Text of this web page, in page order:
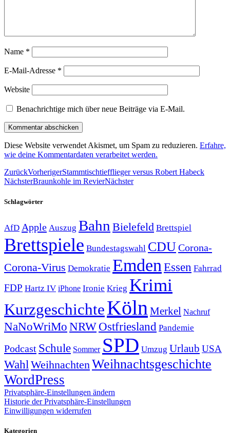
Name *
E-Mail-Adresse *
Website
Benachrichtige mich über neue Beiträge via E-Mail.
Diese Website verwendet Akismet, um Spam zu reduzieren. Erfahre,
wie deine Kommentardaten verarbeitet werden.
ZurückVorherigerStammtischtiefflieger versus Robert Habeck
NächsterBraunkohle im RevierNächster
Schlagwörter
AfD Apple Auszug Bahn Bielefeld Brettspiel
Brettspiele Bundestagswahl CDUCorona-
Corona-Virus Demokratie Emden Essen Fahrrad
FDP Hartz IV iPhone Ironie Krieg Krimi
KurzgeschichteKöln Merkel Nachruf
NaNoWriMo NRWOstfriesland Pandemie
Podcast Schule Sommer SPD Umzug Urlaub USA
Wahl Weihnachten Weihnachtsgeschichte
WordPress
Privatsphäre-Einstellungen ändern
Historie der Privatsphäre-Einstellungen
Einwilligungen widerrufen
Kategorien